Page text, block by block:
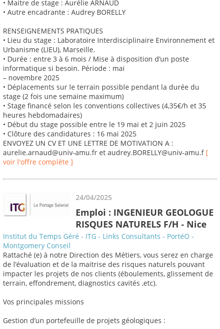
• Maitre de stage : Aurélie ARNAUD
• Autre encadrante : Audrey BORELLY
RENSEIGNEMENTS PRATIQUES
• Lieu du stage : Laboratoire Interdisciplinaire Environnement et
Urbanisme (LIEU), Marseille.
• Durée : entre 3 à 6 mois / Mise à disposition d’un poste
informatique si besoin. Période : mai
– novembre 2025
• Déplacements sur le terrain possible pendant la durée du
stage (2 fois une semaine maximum)
• Stage financé selon les conventions collectives (4,35€/h et 35
heures hebdomadaires)
• Début du stage possible entre le 19 mai et 2 juin 2025
• Clôture des candidatures : 16 mai 2025
ENVOYEZ UN CV ET UNE LETTRE DE MOTIVATION A :
aurelie.arnaud@univ-amu.fr et audrey.BORELLY@univ-amu.f [
voir l'offre complète ]
24/04/2025
Emploi : INGENIEUR GEOLOGUE
RISQUES NATURELS F/H - Nice
Institut du Temps Géré - ITG - Links Consultants - PortéO -
Montgomery Conseil
Rattaché (e) à notre Direction des Métiers, vous serez en charge
de l’évaluation et de la maitrise des risques naturels pouvant
impacter les projets de nos clients (éboulements, glissement de
terrain, effondrement, diagnostics cavités ,etc).
Vos principales missions
Gestion d’un portefeuille de projets géologiques :